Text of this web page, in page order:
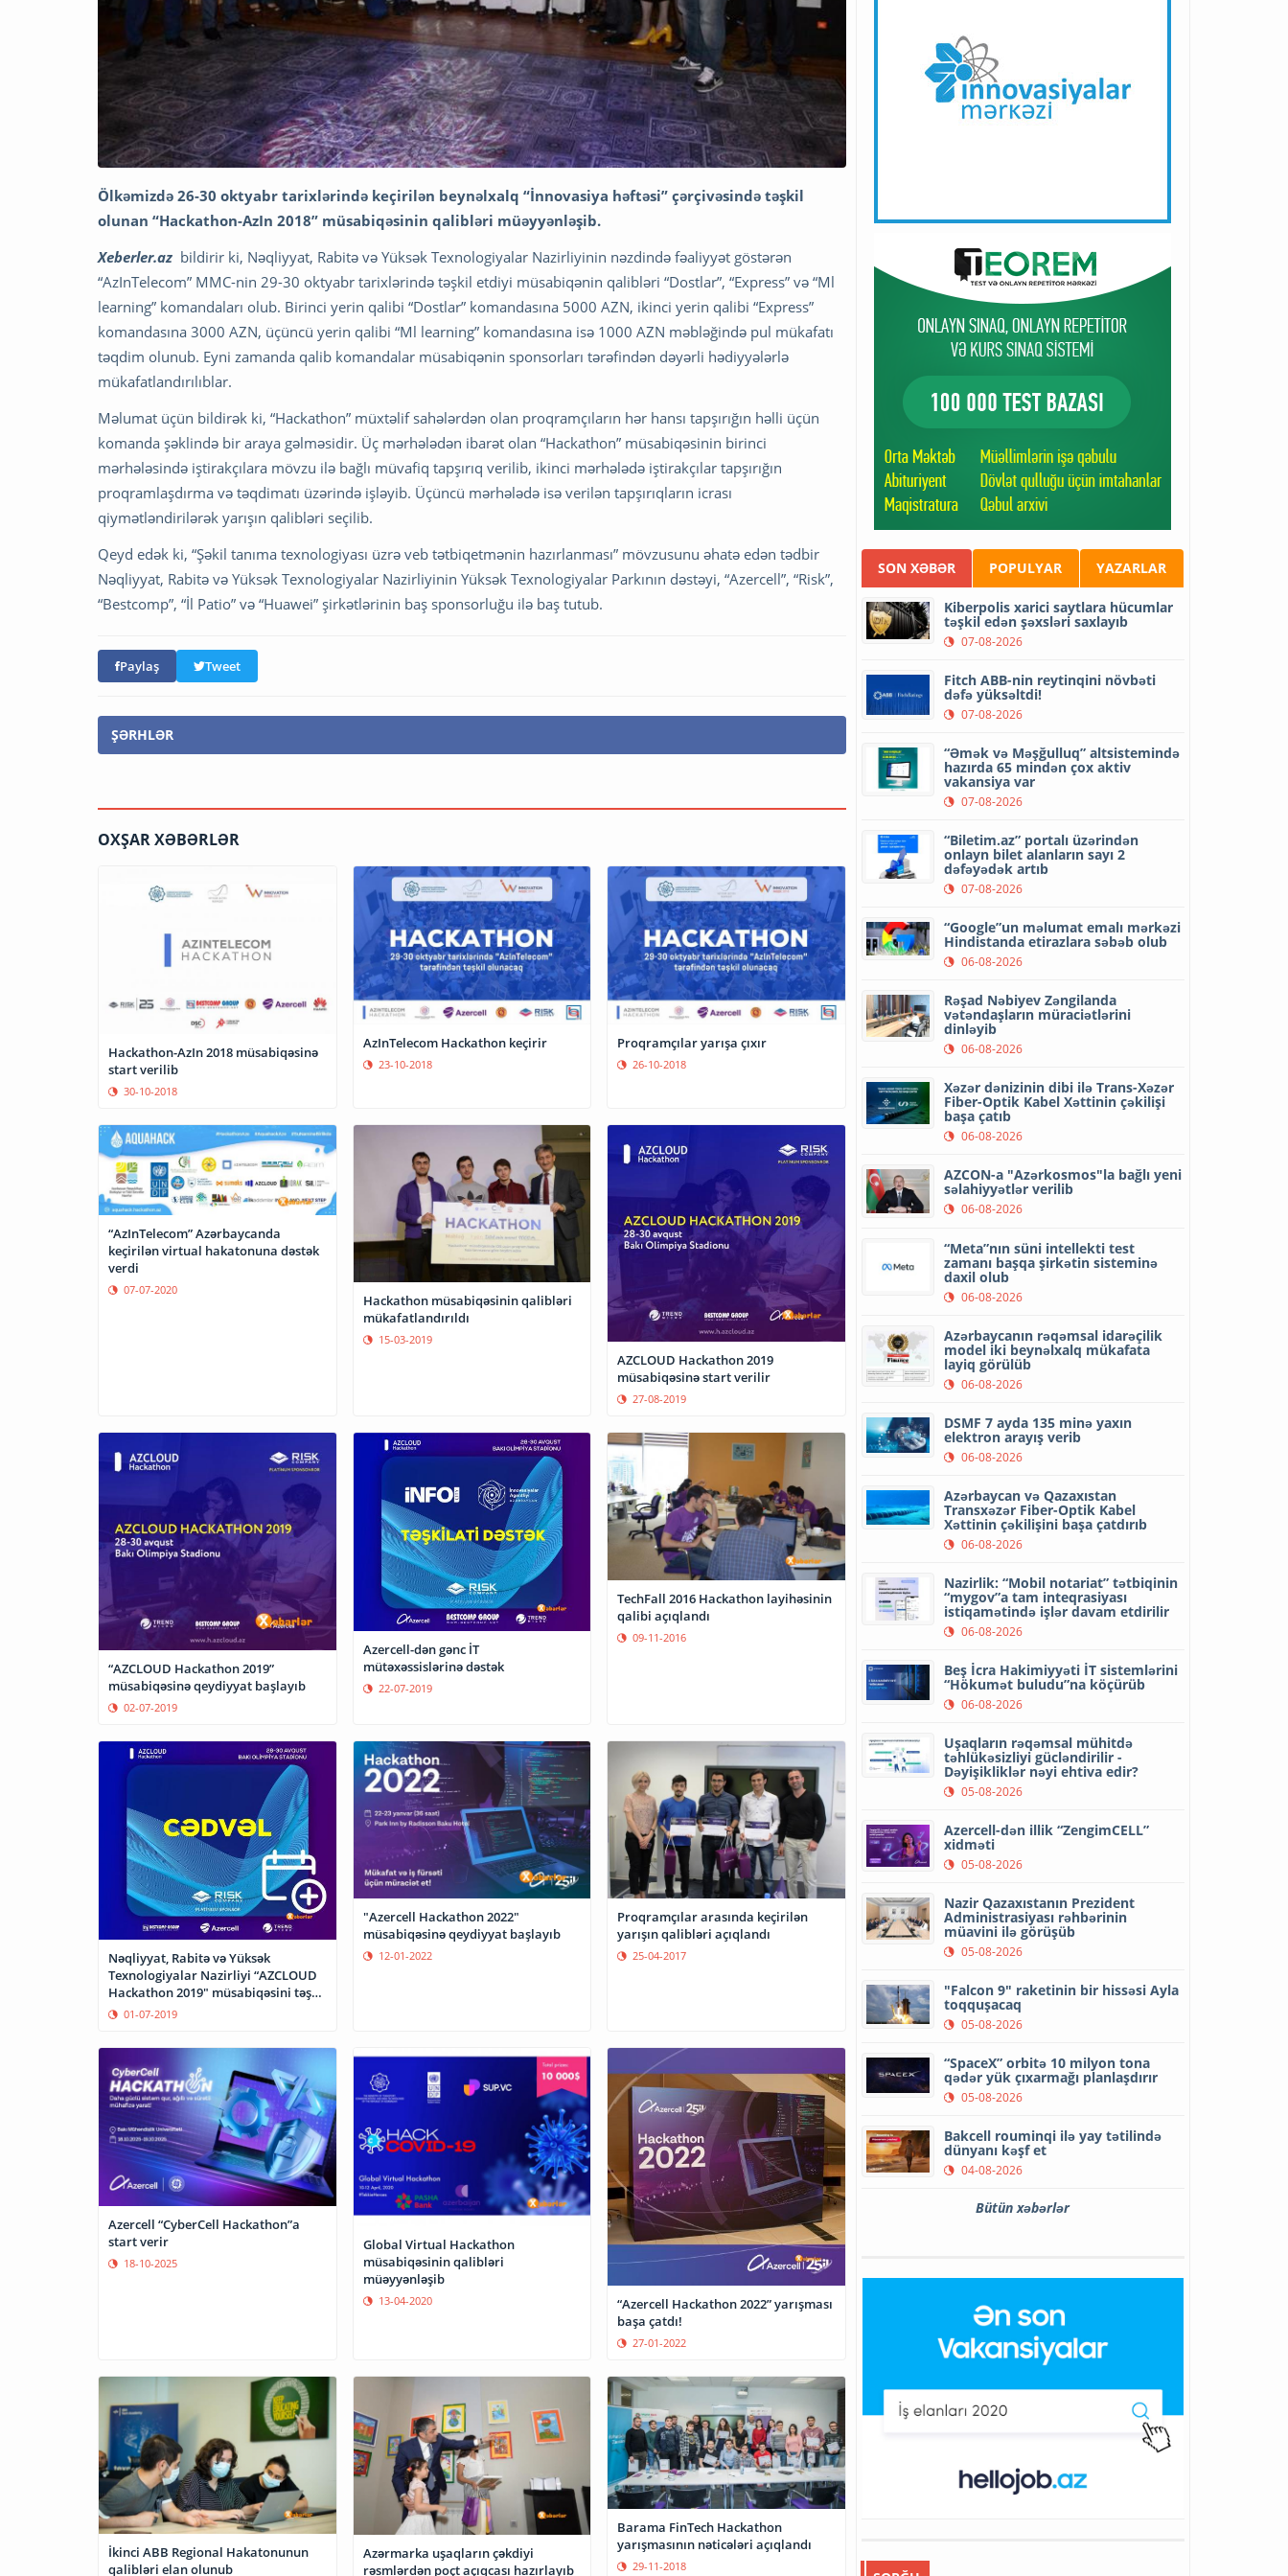
Ölkəmizdə 26-30 oktyabr tarixlərində keçirilən beynəlxalq “İnnovasiya həftəsi” çərçivəsində təşkil
olunan “Hackathon-AzIn 2018” müsabiqəsinin qalibləri müəyyənləşib.
Xeberler.az bildirir ki, Nəqliyyat, Rabitə və Yüksək Texnologiyalar Nazirliyinin nəzdində fəaliyyət göstərən
“AzInTelecom” MMC-nin 29-30 oktyabr tarixlərində təşkil etdiyi müsabiqənin qalibləri “Dostlar”, “Express” və “Ml
learning” komandaları olub. Birinci yerin qalibi “Dostlar” komandasına 5000 AZN, ikinci yerin qalibi “Express”
komandasına 3000 AZN, üçüncü yerin qalibi “Ml learning” komandasına isə 1000 AZN məbləğində pul mükafatı
təqdim olunub. Eyni zamanda qalib komandalar müsabiqənin sponsorları tərəfindən dəyərli hədiyyələrlə
mükafatlandırılıblar.
Məlumat üçün bildirək ki, “Hackathon” müxtəlif sahələrdən olan proqramçıların hər hansı tapşırığın həlli üçün
komanda şəklində bir araya gəlməsidir. Üç mərhələdən ibarət olan “Hackathon” müsabiqəsinin birinci
mərhələsində iştirakçılara mövzu ilə bağlı müvafiq tapşırıq verilib, ikinci mərhələdə iştirakçılar tapşırığın
proqramlaşdırma və təqdimatı üzərində işləyib. Üçüncü mərhələdə isə verilən tapşırıqların icrası
qiymətləndirilərək yarışın qalibləri seçilib.
Qeyd edək ki, “Şəkil tanıma texnologiyası üzrə veb tətbiqetmənin hazırlanması” mövzusunu əhatə edən tədbir
Nəqliyyat, Rabitə və Yüksək Texnologiyalar Nazirliyinin Yüksək Texnologiyalar Parkının dəstəyi, “Azercell”, “Risk”,
“Bestcomp”, “İl Patio” və “Huawei” şirkətlərinin baş sponsorluğu ilə baş tutub.
Paylaş Tweet
ŞƏRHLƏR
OXŞAR XƏBƏRLƏR
Hackathon-AzIn 2018 müsabiqəsinə
start verilib
30-10-2018
AzInTelecom Hackathon keçirir
23-10-2018
Proqramçılar yarışa çıxır
26-10-2018
“AzInTelecom” Azərbaycanda
keçirilən virtual hakatonuna dəstək
verdi
07-07-2020
Hackathon müsabiqəsinin qalibləri
mükafatlandırıldı
15-03-2019
AZCLOUD Hackathon 2019
müsabiqəsinə start verilir
27-08-2019
“AZCLOUD Hackathon 2019”
müsabiqəsinə qeydiyyat başlayıb
02-07-2019
Azercell-dən gənc İT
mütəxəssislərinə dəstək
22-07-2019
TechFall 2016 Hackathon layihəsinin
qalibi açıqlandı
09-11-2016
Nəqliyyat, Rabitə və Yüksək
Texnologiyalar Nazirliyi “AZCLOUD
Hackathon 2019" müsabiqəsini təşkil
edir.01-07-2019
"Azercell Hackathon 2022"
müsabiqəsinə qeydiyyat başlayıb
12-01-2022
Proqramçılar arasında keçirilən
yarışın qalibləri açıqlandı
25-04-2017
Azercell “CyberCell Hackathon”a
start verir
18-10-2025
Global Virtual Hackathon
müsabiqəsinin qalibləri
müəyyənləşib
13-04-2020
“Azercell Hackathon 2022” yarışması
başa çatdı!
27-01-2022
İkinci ABB Regional Hakatonunun
qalibləri elan olunub
Azərmarka uşaqların çəkdiyi
rəsmlərdən poçt açıqcası hazırlayıb
Barama FinTech Hackathon
yarışmasının nəticələri açıqlandı
29-11-2018
SON XƏBƏR POPULYAR YAZARLAR
Kiberpolis xarici saytlara hücumlar
təşkil edən şəxsləri saxlayıb
07-08-2026
Fitch ABB-nin reytinqini növbəti
dəfə yüksəltdi!
07-08-2026
“Əmək və Məşğulluq” altsistemində
hazırda 65 mindən çox aktiv
vakansiya var
07-08-2026
“Biletim.az” portalı üzərindən
onlayn bilet alanların sayı 2
dəfəyədək artıb
07-08-2026
“Google”un məlumat emalı mərkəzi
Hindistanda etirazlara səbəb olub
06-08-2026
Rəşad Nəbiyev Zəngilanda
vətəndaşların müraciətlərini
dinləyib
06-08-2026
Xəzər dənizinin dibi ilə Trans-Xəzər
Fiber-Optik Kabel Xəttinin çəkilişi
başa çatıb
06-08-2026
AZCON-a "Azərkosmos"la bağlı yeni
səlahiyyətlər verilib
06-08-2026
“Meta”nın süni intellekti test
zamanı başqa şirkətin sisteminə
daxil olub
06-08-2026
Azərbaycanın rəqəmsal idarəçilik
model iki beynəlxalq mükafata
layiq görülüb
06-08-2026
DSMF 7 ayda 135 minə yaxın
elektron arayış verib
06-08-2026
Azərbaycan və Qazaxıstan
Transxəzər Fiber-Optik Kabel
Xəttinin çəkilişini başa çatdırıb
06-08-2026
Nazirlik: “Mobil notariat” tətbiqinin
“mygov”a tam inteqrasiyası
istiqamətində işlər davam etdirilir
06-08-2026
Beş İcra Hakimiyyəti İT sistemlərini
“Hökumət buludu”na köçürüb
06-08-2026
Uşaqların rəqəmsal mühitdə
təhlükəsizliyi gücləndirilir -
Dəyişikliklər nəyi ehtiva edir?
05-08-2026
Azercell-dən illik “ZengimCELL”
xidməti
05-08-2026
Nazir Qazaxıstanın Prezident
Administrasiyası rəhbərinin
müavini ilə görüşüb
05-08-2026
"Falcon 9" raketinin bir hissəsi Ayla
toqquşacaq
05-08-2026
“SpaceX” orbitə 10 milyon tona
qədər yük çıxarmağı planlaşdırır
05-08-2026
Bakcell rouminqi ilə yay tətilində
dünyanı kəşf et
04-08-2026
Bütün xəbərlər